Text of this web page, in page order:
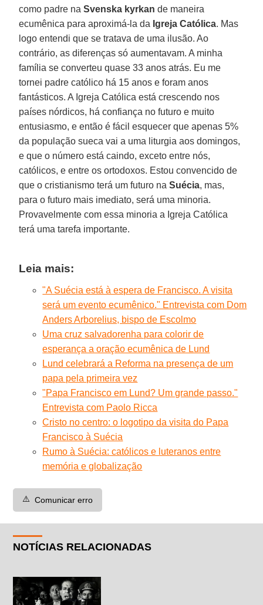
como padre naSvenska kyrkan de maneira
ecumênica para aproximá-la da Igreja Católica. Mas
logo entendi que se tratava de uma ilusão. Ao
contrário, as diferenças só aumentavam. A minha
família se converteu quase 33 anos atrás. Eu me
tornei padre católico há 15 anos e foram anos
fantásticos. A Igreja Católica está crescendo nos
países nórdicos, há confiança no futuro e muito
entusiasmo, e então é fácil esquecer que apenas 5%
da população sueca vai a uma liturgia aos domingos,
e que o número está caindo, exceto entre nós,
católicos, e entre os ortodoxos. Estou convencido de
que o cristianismo terá um futuro naSuécia, mas,
para o futuro mais imediato, será uma minoria.
Provavelmente com essa minoria a Igreja Católica
terá uma tarefa importante.
Leia mais:
"A Suécia está à espera de Francisco. A visita
será um evento ecumênico." Entrevista com Dom
Anders Arborelius, bispo de Escolmo
Uma cruz salvadorenha para colorir de
esperança a oração ecumênica de Lund
Lund celebrará a Reforma na presença de um
papa pela primeira vez
"Papa Francisco em Lund? Um grande passo."
Entrevista com Paolo Ricca
Cristo no centro: o logotipo da visita do Papa
Francisco à Suécia
Rumo à Suécia: católicos e luteranos entre
memória e globalização
⚠️ Comunicar erro
NOTÍCIAS RELACIONADAS